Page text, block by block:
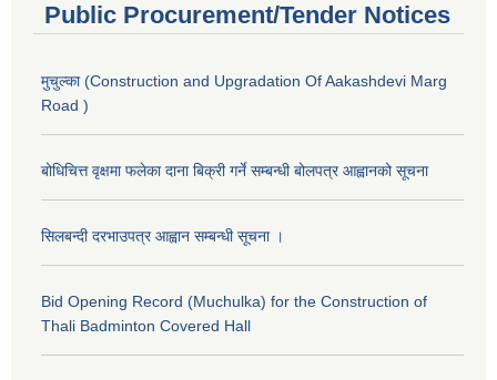
Public Procurement/Tender Notices
मुचुल्का (Construction and Upgradation Of Aakashdevi Marg
Road )
बोधिचित्त वृक्षमा फलेका दाना बिक्री गर्ने सम्बन्धी बोलपत्र आह्वानको सूचना
सिलबन्दी दरभाउपत्र आह्वान सम्बन्धी सूचना ।
Bid Opening Record (Muchulka) for the Construction of
Thali Badminton Covered Hall